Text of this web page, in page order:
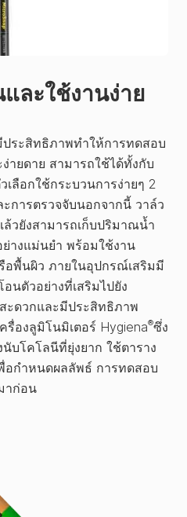
ละใช้งานง่าย
ระสิทธิภาพทำให้การทดสอบ
ายดาย สามารถใช้ได้ทั้งกับ
ลือกใช้กระบวนการง่ายๆ 2
การตรวจจับนอกจากนี้ วาล์ว
วยังสามารถเก็บปริมาณน้ำ
ย่างแม่นยำ พร้อมใช้งาน
พื้นผิว ภายในอุปกรณ์เสริมมี
นตัวอย่างที่เสริมไปยัง
ะดวกและมีประสิทธิภาพ
รื่องลูมิโนมิเตอร์ Hygiena®ซึ่ง
บโคโลนีที่ยุ่งยาก ใช้ตาราง
อกำหนดผลลัพธ์ การทดสอบ
าก่อน